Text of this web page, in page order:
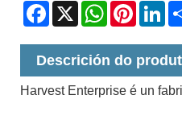
Facebook
X WhatsAppPinterest
Descrición do
Harvest Enterprise é un